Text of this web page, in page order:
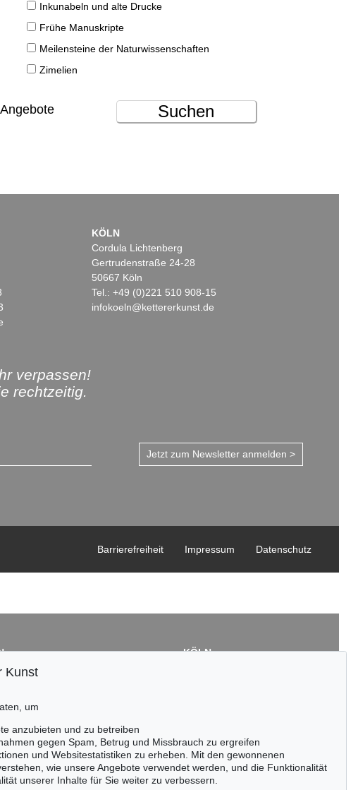
Inkunabeln und alte Drucke
Frühe Manuskripte
Meilensteine der Naturwissenschaften
Zimelien
Suchen
KÖLN
Cordula Lichtenberg
Gertrudenstraße 24-28
50667 Köln
Tel.: +49 (0)221 510 908-15
infokoeln@kettererkunst.de
verpassen!
rechtzeitig.
Jetzt zum Newsletter anmelden >
Datenschutz
Impressum
Barrierefreiheit
67 53-63
67 56-43
KÖLN
infokoeln@kettererkunst.de
Kunst
um
anzubieten und zu betreiben
gegen Spam, Betrug und Missbrauch zu ergreifen
und Websitestatistiken zu erheben. Mit den gewonnenen
wie unsere Angebote verwendet werden, und die Funktionalität
unserer Inhalte für Sie weiter zu verbessern.